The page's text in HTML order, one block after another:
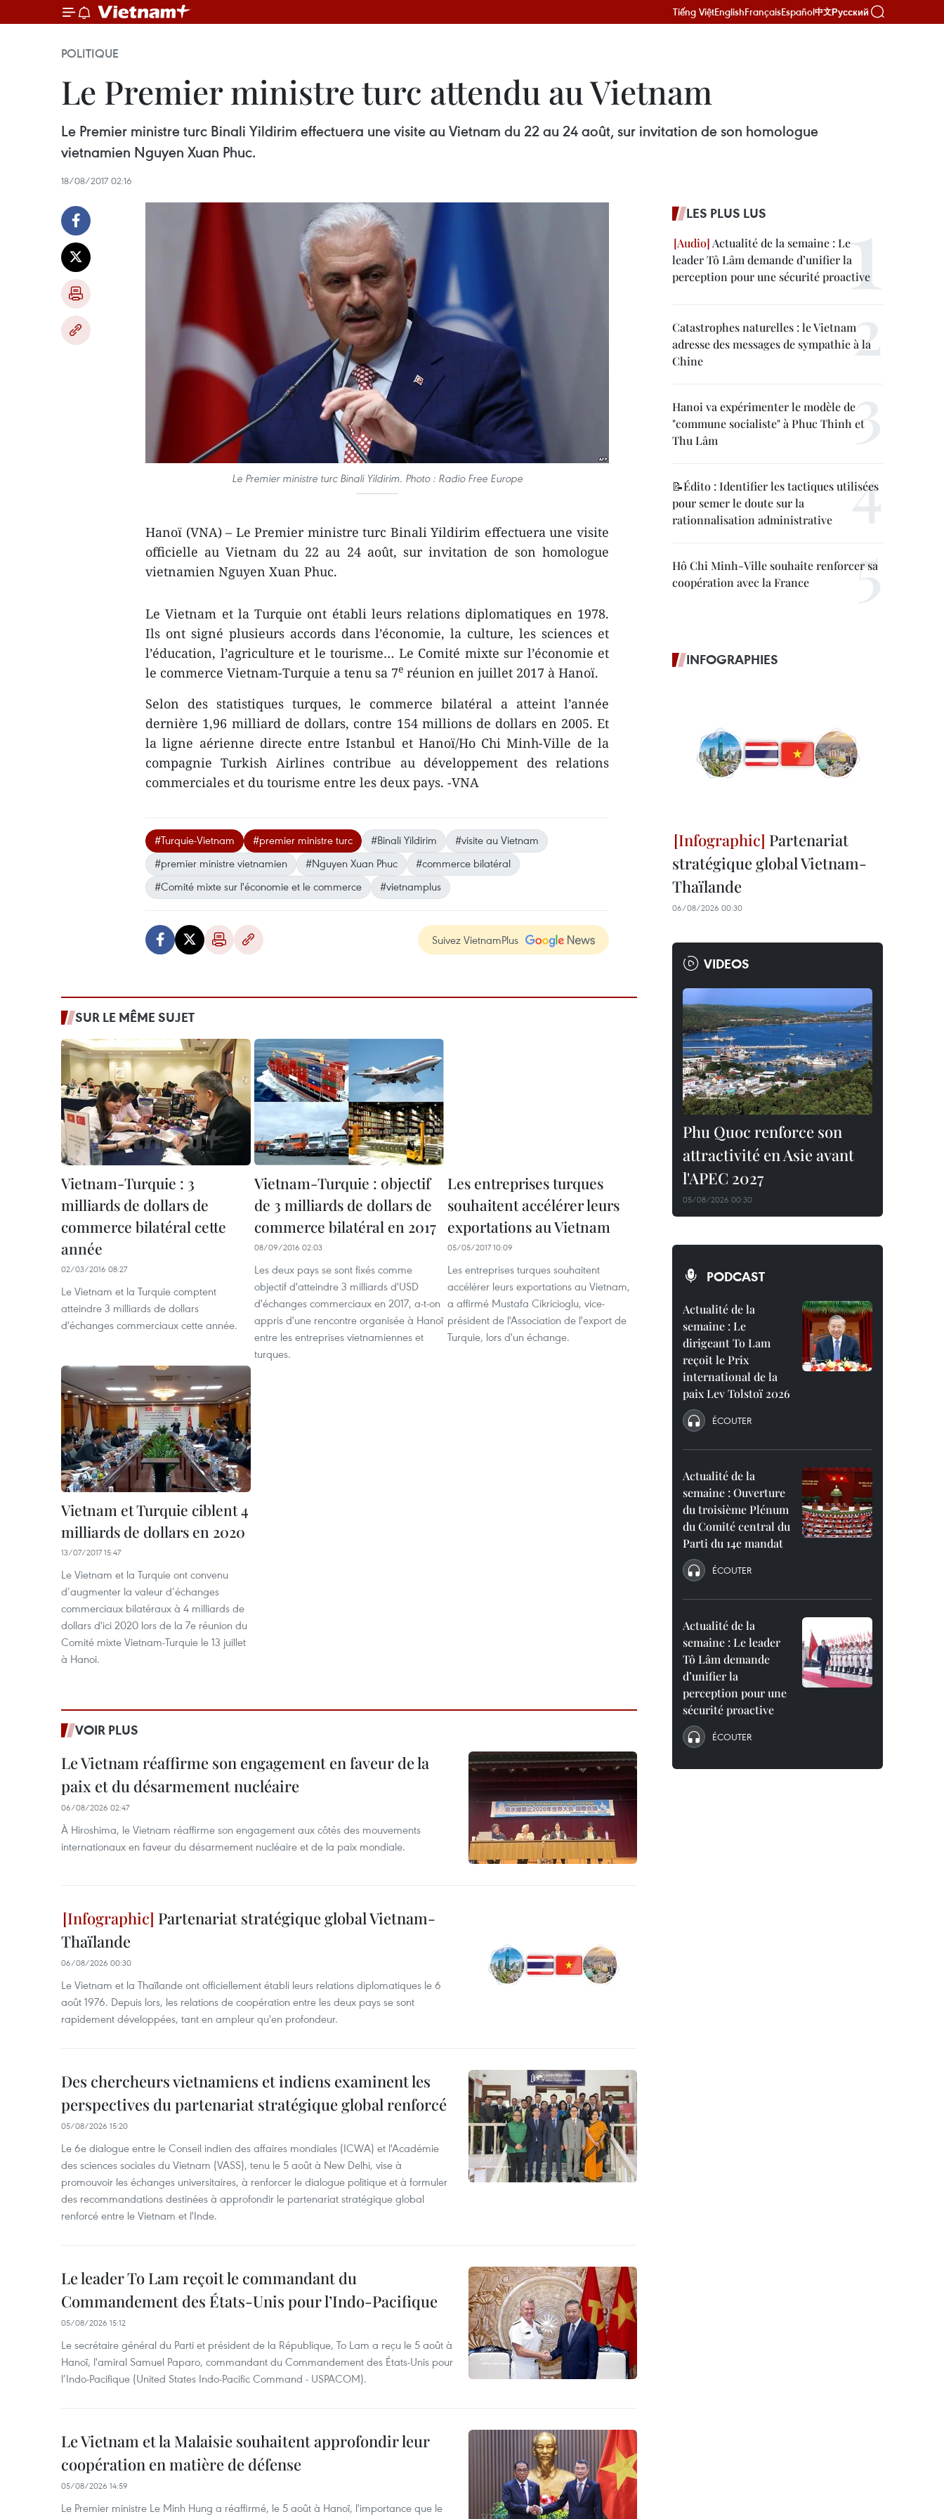
Tiếng ViệtEnglishFrançaisEspañol中文Русский
POLITIQUE
Le Premier ministre turc attendu au Vietnam
Le Premier ministre turc Binali Yildirim effectuera une visite au Vietnam du 22 au 24 août, sur invitation de son homologue
vietnamien Nguyen Xuan Phuc.
18/08/2017 02:16
Le Premier ministre turc Binali Yildirim. Photo : Radio Free Europe
Hanoï (VNA) – Le Premier ministre turc Binali Yildirim effectuera une visite
officielle au Vietnam du 22 au 24 août, sur invitation de son homologue
vietnamien Nguyen Xuan Phuc.
Le Vietnam et la Turquie ont établi leurs relations diplomatiques en 1978.
Ils ont signé plusieurs accords dans l’économie, la culture, les sciences et
l’éducation, l’agriculture et le tourisme… Le Comité mixte sur l’économie et
le commerce Vietnam-Turquie a tenu sa 7e réunion en juillet 2017 à Hanoï.
Selon des statistiques turques, le commerce bilatéral a atteint l’année
dernière 1,96 milliard de dollars, contre 154 millions de dollars en 2005. Et
la ligne aérienne directe entre Istanbul et Hanoï/Ho Chi Minh-Ville de la
compagnie Turkish Airlines contribue au développement des relations
commerciales et du tourisme entre les deux pays. -VNA
#Turquie-Vietnam #premier ministre turc #Binali Yildirim
#visite au Vietnam
#premier ministre vietnamien
#Nguyen Xuan Phuc
#commerce bilatéral
#Comité mixte sur l'économie et le commerce
#vietnamplus
Suivez VietnamPlus
SUR LE MÊME SUJET
Vietnam-Turquie : 3
milliards de dollars de
commerce bilatéral cette
année
02/03/2016 08:27
Le Vietnam et la Turquie comptent
atteindre 3 milliards de dollars
d'échanges commerciaux cette année.
Vietnam-Turquie : objectif
de 3 milliards de dollars de
commerce bilatéral en 2017
08/09/2016 02:03
Les deux pays se sont fixés comme
objectif d​'atteindre 3 milliards d'USD
d'échanges commerciaux en 2017, a-t-on
appris d'une rencontre organisée à Hanoï
entre les entreprises vietnamiennes et
turques.
Les entreprises turques
souhaitent accélérer leurs
exportations au Vietnam
05/05/2017 10:09
Les entreprises turques souhaitent
accélérer leurs exportations au Vietnam,
a affirmé Mustafa Cikricioglu, vice-
président de l'Association de l'export de
Turquie, lors d'un échange.
Vietnam et Turquie ciblent 4
milliards de dollars en 2020
13/07/2017 15:47
Le Vietnam et la Turquie ont convenu
d’augmenter la valeur d’échanges
commerciaux bilatéraux à 4 milliards de
dollars d'ici 2020 lors de la 7e réunion du
Comité mixte Vietnam-Turquie le 13 juillet
à Hanoi.
VOIR PLUS
Le Vietnam réaffirme son engagement en faveur de la
paix et du désarmement nucléaire
06/08/2026 02:47
À Hiroshima, le Vietnam réaffirme son engagement aux côtés des mouvements
internationaux en faveur du désarmement nucléaire et de la paix mondiale.
Partenariat stratégique global Vietnam-
Thaïlande
06/08/2026 00:30
Le Vietnam et la Thaïlande ont officiellement établi leurs relations diplomatiques le 6
août 1976. Depuis lors, les relations de coopération entre les deux pays se sont
rapidement développées, tant en ampleur qu'en profondeur.
Des chercheurs vietnamiens et indiens examinent les
perspectives du partenariat stratégique global renforcé
05/08/2026 15:20
Le 6e dialogue entre le Conseil indien des affaires mondiales (ICWA) et l'Académie
des sciences sociales du Vietnam (VASS), tenu le 5 août à New Delhi, vise à
promouvoir les échanges universitaires, à renforcer le dialogue politique et à formuler
des recommandations destinées à approfondir le partenariat stratégique global
renforcé entre le Vietnam et l'Inde.
Le leader To Lam reçoit le commandant du
Commandement des États-Unis pour l’Indo-Pacifique
05/08/2026 15:12
Le secrétaire général du Parti et président de la République, To Lam a reçu le 5 août à
Hanoï, l'amiral Samuel Paparo, commandant du Commandement des États-Unis pour
l’Indo-Pacifique (United States Indo-Pacific Command - USPACOM).
Le Vietnam et la Malaisie souhaitent approfondir leur
coopération en matière de défense
05/08/2026 14:59
Le Premier ministre Le Minh Hung a réaffirmé, le 5 août à Hanoï, l'importance que le
LES PLUS LUS
Actualité de la semaine : Le
leader Tô Lâm demande d’unifier la
perception pour une sécurité proactive
Catastrophes naturelles : le Vietnam
adresse des messages de sympathie à la
Chine
Hanoi va expérimenter le modèle de
"commune socialiste" à Phuc Thinh et
Thu Lâm
📝Édito : Identifier les tactiques utilisées
pour semer le doute sur la
rationnalisation administrative
Hô Chi Minh-Ville souhaite renforcer sa
coopération avec la France
INFOGRAPHIES
Partenariat
stratégique global Vietnam-
Thaïlande
06/08/2026 00:30
VIDEOS
Phu Quoc renforce son
attractivité en Asie avant
l'APEC 2027
05/08/2026 00:30
PODCAST
Actualité de la
semaine : Le
dirigeant To Lam
reçoit le Prix
international de la
paix Lev Tolstoï 2026
ÉCOUTER
Actualité de la
semaine : Ouverture
du troisième Plénum
du Comité central du
Parti du 14e mandat
ÉCOUTER
Actualité de la
semaine : Le leader
Tô Lâm demande
d’unifier la
perception pour une
sécurité proactive
ÉCOUTER